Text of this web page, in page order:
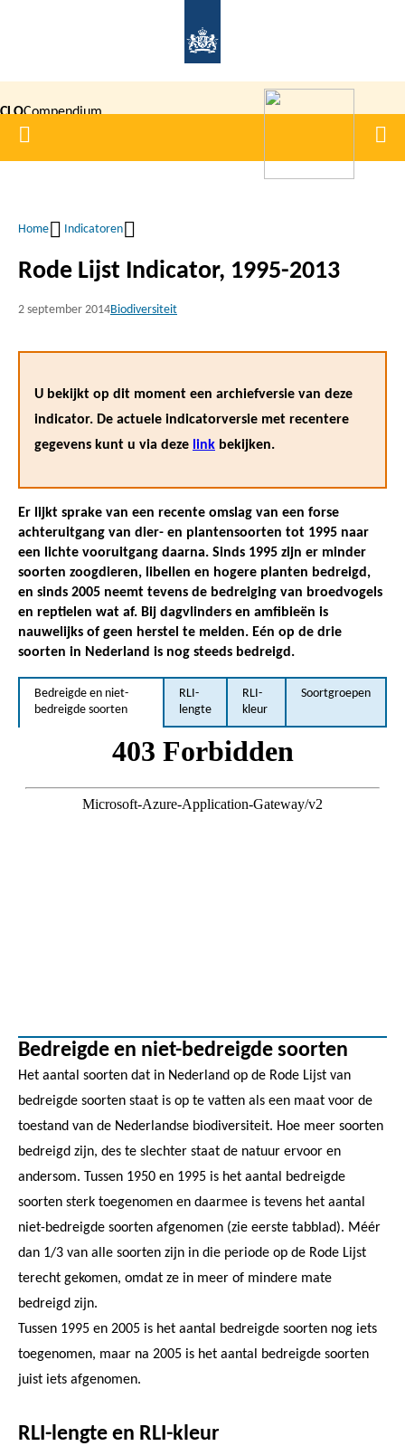
inhoud
gaan
CLOCompendium
voor de
Home
Kruimelpad
Home Indicatoren
Rode Lijst Indicator, 1995-2013
2 september 2014Biodiversiteit
U bekijkt op dit moment een archiefversie van deze
indicator. De actuele indicatorversie met recentere
gegevens kunt u via deze link bekijken.
Er lijkt sprake van een recente omslag van een forse
achteruitgang van dier- en plantensoorten tot 1995 naar
een lichte vooruitgang daarna. Sinds 1995 zijn er minder
soorten zoogdieren, libellen en hogere planten bedreigd,
en sinds 2005 neemt tevens de bedreiging van broedvogels
en reptielen wat af. Bij dagvlinders en amfibieën is
nauwelijks of geen herstel te melden. Eén op de drie
soorten in Nederland is nog steeds bedreigd.
Bedreigde en niet-
bedreigde soorten
RLI-
lengte
RLI-
kleur
Soortgroepen
Bedreigde en niet-bedreigde soorten
Het aantal soorten dat in Nederland op de Rode Lijst van
bedreigde soorten staat is op te vatten als een maat voor de
toestand van de Nederlandse biodiversiteit. Hoe meer soorten
bedreigd zijn, des te slechter staat de natuur ervoor en
andersom. Tussen 1950 en 1995 is het aantal bedreigde
soorten sterk toegenomen en daarmee is tevens het aantal
niet-bedreigde soorten afgenomen (zie eerste tabblad). Méér
dan 1/3 van alle soorten zijn in die periode op de Rode Lijst
terecht gekomen, omdat ze in meer of mindere mate
bedreigd zijn.
Tussen 1995 en 2005 is het aantal bedreigde soorten nog iets
toegenomen, maar na 2005 is het aantal bedreigde soorten
juist iets afgenomen.
RLI-lengte en RLI-kleur